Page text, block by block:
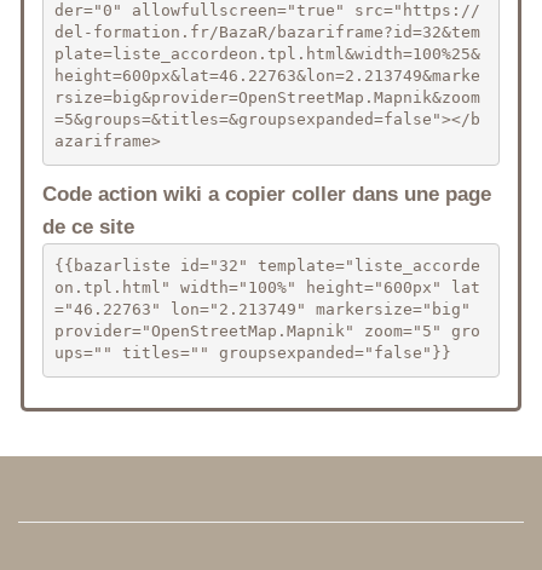
der="0" allowfullscreen="true" src="https://
del-formation.fr/BazaR/bazariframe?id=32&tem
plate=liste_accordeon.tpl.html&width=100%25&
height=600px&lat=46.22763&lon=2.213749&marke
rsize=big&provider=OpenStreetMap.Mapnik&zoom
=5&groups=&titles=&groupsexpanded=false"></b
azariframe>
Code action wiki a copier coller dans une page
de ce site
{{bazarliste id="32" template="liste_accorde
on.tpl.html" width="100%" height="600px" lat
="46.22763" lon="2.213749" markersize="big"
provider="OpenStreetMap.Mapnik" zoom="5" gro
ups="" titles="" groupsexpanded="false"}}